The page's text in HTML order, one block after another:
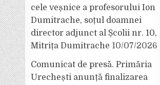
cele veșnice a profesorului Ion
Dumitrache, soțul doamnei
director adjunct al Școlii nr. 10,
Mitrița Dumitrache 10/07/2026
Comunicat de presă. Primăria
Urechești anunță finalizarea